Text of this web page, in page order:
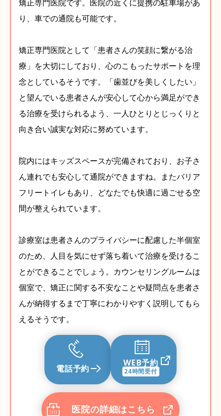
矯正専門医院です。医院の近くに提携の駐車場があ
り、車での通院も可能です。
矯正専門医院として「患者さんの笑顔に繋がる治
療」を大切にしており、心のこもったサポートを理
念としているそうです。「歯並びを美しくしたい」
と望んでいる患者さんが安心して心から満足ができ
る治療を受けられるよう、一人ひとりとじっくりと
向き合い誠実な対応に努めています。
院内にはキッズスペースが完備されており、お子さ
ん連れでも安心して通院ができますね。またバリア
フリートイレもあり、どなたでも快適に過ごせる空
間が整えられています。
診療室は患者さんのプライバシーに配慮した半個室
のため、人目を気にせず落ち着いて治療を受けるこ
とができることでしょう。カウンセリングルームは
個室で、矯正に関する不安なことや疑問点を患者さ
んが納得するまで丁寧にわかりやすく説明してもら
えるそうです。
電話予約
WEB予約
24時間受付
医院の詳細はこちら